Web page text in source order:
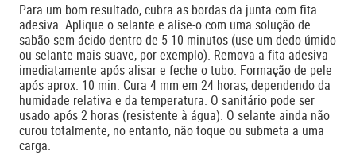
Para um bom resultado, cubra as bordas da junta com fita
adesiva. Aplique o selante e alise-o com uma solução de
sabão sem ácido dentro de 5-10 minutos (use um dedo úmido
ou selante mais suave, por exemplo). Remova a fita adesiva
imediatamente após alisar e feche o tubo. Formação de pele
após aprox. 10 min. Cura 4 mm em 24 horas, dependendo da
humidade relativa e da temperatura. O sanitário pode ser
usado após 2 horas (resistente à água). O selante ainda não
curou totalmente, no entanto, não toque ou submeta a uma
carga.